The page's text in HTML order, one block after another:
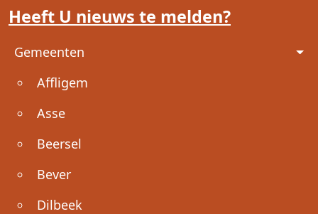
Heeft U nieuws te melden?
Voet
Gemeenten
Affligem
Asse
Beersel
Bever
Dilbeek